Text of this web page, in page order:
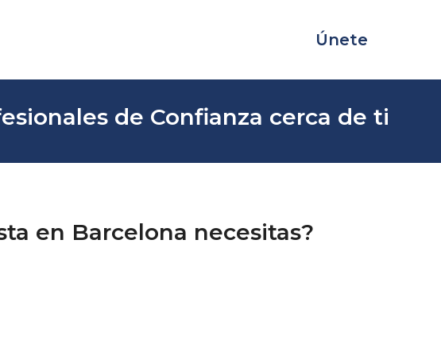
Únete
de Confianza cerca de ti
en Barcelona necesitas?